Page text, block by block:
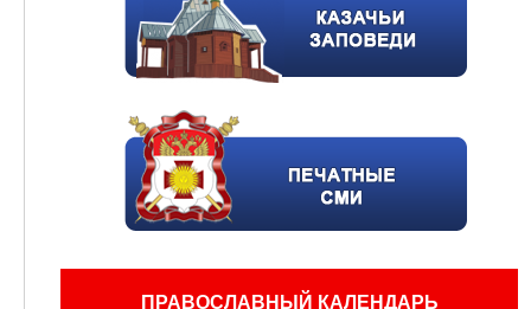
ПРАВОСЛАВНЫЙ КАЛЕНДАРЬ